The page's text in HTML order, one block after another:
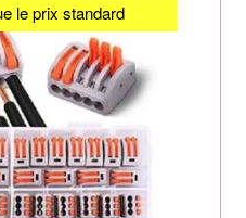
le prix standard